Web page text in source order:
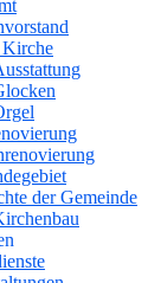
Kirche
der Gemeinde